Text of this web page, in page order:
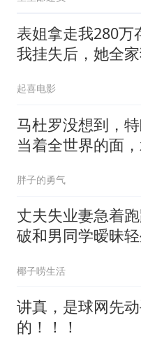
表姐拿走我280万
我挂失后，她全
起喜电影
马杜罗没想到，
当着全世界的面
胖子的勇气
丈夫失业妻急着
破和男同学暧昧
椰子唠生活
讲真，是球网先
的！！！